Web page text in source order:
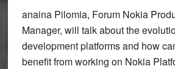
anaina Pilomia, Forum Nokia
Manager, will talk about the
development platforms and how
benefit from working on Nokia